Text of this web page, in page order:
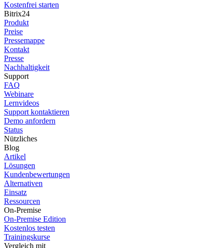
Kostenfrei starten
Bitrix24
Produkt
Preise
Pressemappe
Kontakt
Presse
Nachhaltigkeit
Support
FAQ
Webinare
Lernvideos
Support kontaktieren
Demo anfordern
Status
Nützliches
Blog
Artikel
Lösungen
Kundenbewertungen
Alternativen
Einsatz
Ressourcen
On-Premise
On-Premise Edition
Kostenlos testen
Trainingskurse
Vergleich mit